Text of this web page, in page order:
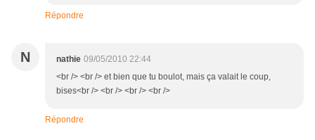
Répondre
N nathie 09/05/2010 22:44
<br /> <br /> et bien que tu boulot, mais ça valait le coup,
bises<br /> <br /> <br /> <br />
Répondre